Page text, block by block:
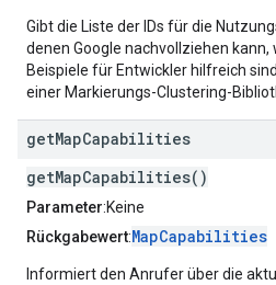
Gibt die Liste der IDs für die
denen Google nachvollziehen kann,
Beispiele für Entwickler hilfreich
einer Markierungs-Clustering-
getMapCapabilities
getMapCapabilities()
Parameter:Keine
Rückgabewert:MapCapabilities
Informiert den Anrufer über die